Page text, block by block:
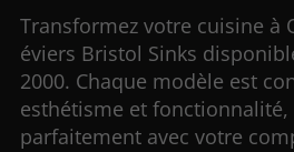
Transformez votre cuisine à
éviers Bristol Sinks
2000. Chaque modèle est
esthétisme et
parfaitement avec votre